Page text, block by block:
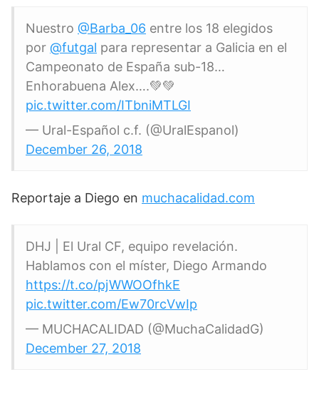
Nuestro @Barba_06 entre los 18 elegidos
por @futgal para representar a Galicia en el
Campeonato de España sub-18…
Enhorabuena Alex….💚💚
pic.twitter.com/ITbniMTLGI
— Ural-Español c.f. (@UralEspanol)
December 26, 2018
Reportaje a Diego en muchacalidad.com
DHJ | El Ural CF, equipo revelación.
Hablamos con el míster, Diego Armando
https://t.co/pjWWOOfhkE
pic.twitter.com/Ew70rcVwIp
— MUCHACALIDAD (@MuchaCalidadG)
December 27, 2018